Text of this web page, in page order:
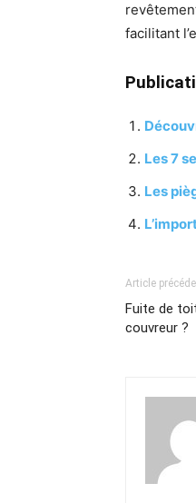
facilitant
Les 7
Les
Article
Fuite de
couvreur ?